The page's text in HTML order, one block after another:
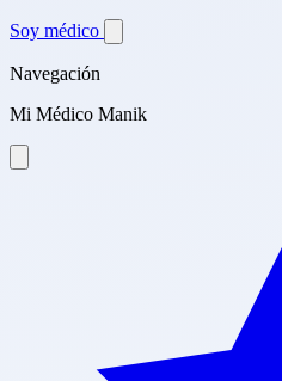
Soy médico
Navegación
Mi Médico Manik